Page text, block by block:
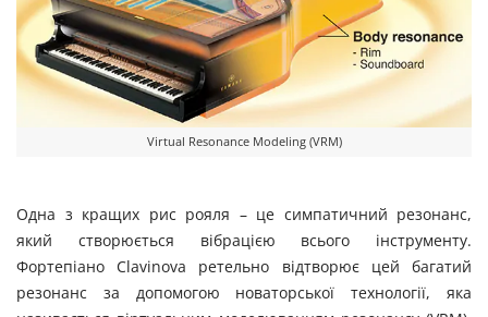
Virtual Resonance Modeling (VRM)
Одна з кращих рис рояля – це симпатичний резонанс,
який створюється вібрацією всього інструменту.
Фортепіано Clavinova ретельно відтворює цей багатий
резонанс за допомогою новаторської технології, яка